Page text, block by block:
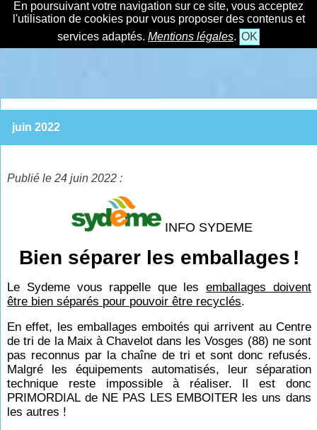
En poursuivant votre navigation sur ce site, vous acceptez
l'utilisation de cookies pour vous proposer des contenus et
services adaptés. Mentions légales. OK
juin 2022
Publié le 24 juin 2022 :
INFO SYDEME
Bien séparer les emballages !
Le Sydeme vous rappelle que lesemballages doivent
être bien séparés pour pouvoir être recyclés.
En effet, les emballages emboités qui arrivent au Centre
de tri de la Maix à Chavelot dans les Vosges (88) ne sont
pas reconnus par la chaîne de tri et sont donc refusés.
Malgré les équipements automatisés, leur séparation
technique reste impossible à réaliser. Il est donc
PRIMORDIAL de NE PAS LES EMBOITER les uns dans
les autres !